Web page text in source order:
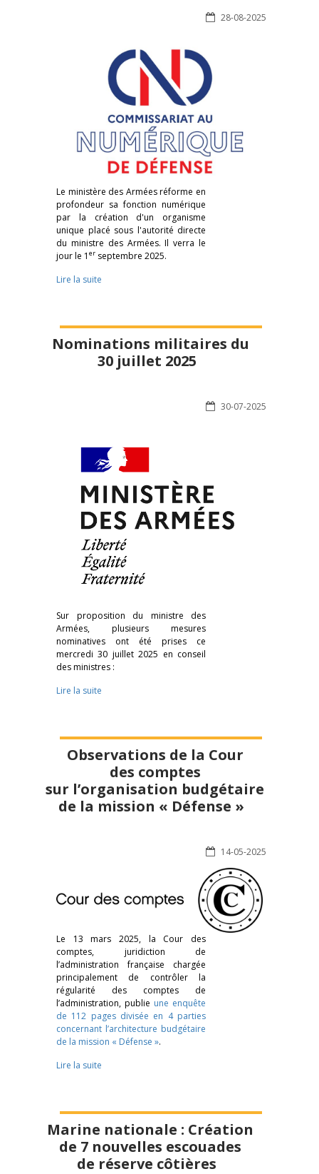
28-08-2025
Le ministère des Armées réforme en
profondeur sa fonction numérique
par la création d'un organisme
unique placé sous l'autorité directe
du ministre des Armées. Il verra le
jour le 1 er septembre 2025.
Lire la suite
Nominations militaires du
30 juillet 2025
30-07-2025
Sur proposition du ministre des
Armées, plusieurs mesures
nominatives ont été prises ce
mercredi 30 juillet 2025 en conseil
des ministres :
Lire la suite
Observations de la Cour
des comptes
sur l’organisation budgétaire
de la mission « Défense »
14-05-2025
Le 13 mars 2025, la Cour des
comptes, juridiction de
l’administration française chargée
principalement de contrôler la
régularité des comptes de
l’administration, publie une enquête
de 112 pages divisée en 4 parties
concernant l’architecture budgétaire
de la mission « Défense ».
Lire la suite
Marine nationale : Création
de 7 nouvelles escouades
de réserve côtières